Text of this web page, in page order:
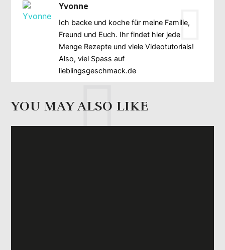
Yvonne
Ich backe und koche für meine Familie,
Freund und Euch. Ihr findet hier jede
Menge Rezepte und viele Videotutorials!
Also, viel Spass auf
lieblingsgeschmack.de
YOU MAY ALSO LIKE